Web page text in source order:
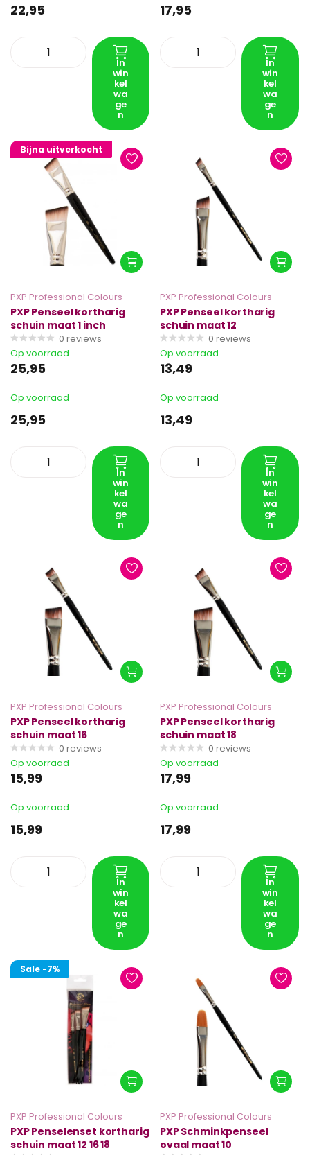
22,95
In
win
kel
wa
ge
n
17,95
In
win
kel
wa
ge
n
Bijna uitverkocht
PXP Professional Colours
PXP Penseel kortharig
schuin maat 1 inch
0 reviews
Op voorraad
25,95
Op voorraad
25,95
In
win
kel
wa
ge
n
PXP Professional Colours
PXP Penseel kortharig
schuin maat 12
0 reviews
Op voorraad
13,49
Op voorraad
13,49
In
win
kel
wa
ge
n
PXP Professional Colours
PXP Penseel kortharig
schuin maat 16
0 reviews
Op voorraad
15,99
Op voorraad
15,99
In
win
kel
wa
ge
n
PXP Professional Colours
PXP Penseel kortharig
schuin maat 18
0 reviews
Op voorraad
17,99
Op voorraad
17,99
In
win
kel
wa
ge
n
Sale -7%
PXP Professional Colours
PXP Penselenset kortharig
schuin maat 12 16 18
PXP Professional Colours
PXP Schminkpenseel
ovaal maat 10